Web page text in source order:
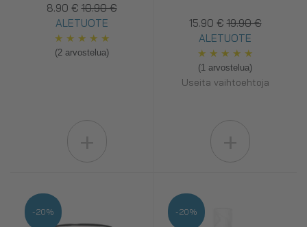
8.90 € 10.90 €
ALETUOTE
★ ★ ★ ★ ★
(2 arvostelua)
15.90 € 19.90 €
ALETUOTE
★ ★ ★ ★ ★
(1 arvostelua)
Useita vaihtoehtoja
-20% -20%